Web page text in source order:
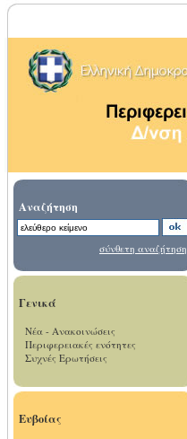
Αναζήτηση
σύνθετη αναζήτηση
Γενικά
Νέα - Ανακοινώσεις
Περιφερειακές ενότητες
Συχνές Ερωτήσεις
Ευβοίας